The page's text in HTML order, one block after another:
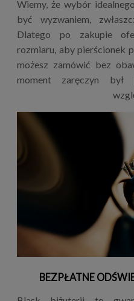
Wiemy, że wybór
być wyzwaniem,
Dlatego po zakupie
rozmiaru, aby pierścionek
możesz zamówić bez
moment zaręczyn był
BEZPŁATNE